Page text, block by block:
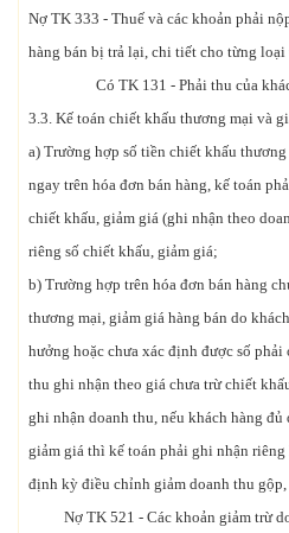
Nợ TK 333 - Thuế và các khoản phải
hàng bán bị trả lại, chi tiết cho từng loại
Có TK 131 - Phải thu của
3.3. Kế toán chiết khấu thương mại và
a) Trường hợp số tiền chiết khấu
ngay trên hóa đơn bán hàng, kế toán
chiết khấu, giảm giá (ghi nhận theo
riêng số chiết khấu, giảm giá;
b) Trường hợp trên hóa đơn bán hàng
thương mại, giảm giá hàng bán do
hưởng hoặc chưa xác định được số
thu ghi nhận theo giá chưa trừ chiết
ghi nhận doanh thu, nếu khách hàng
giảm giá thì kế toán phải ghi nhận
định kỳ điều chỉnh giảm doanh thu
Nợ TK 521 - Các khoản giảm trừ